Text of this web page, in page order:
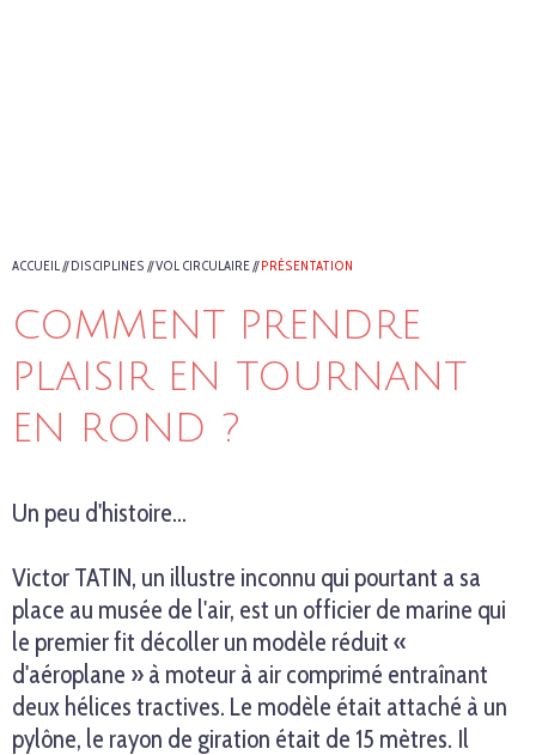
ACCUEIL//DISCIPLINES //VOL CIRCULAIRE//PRÉSENTATION
COMMENT PRENDRE
PLAISIR EN TOURNANT
EN ROND ?
Un peu d'histoire…
Victor TATIN, un illustre inconnu qui pourtant a sa
place au musée de l'air, est un officier de marine qui
le premier fit décoller un modèle réduit «
d'aéroplane » à moteur à air comprimé entraînant
deux hélices tractives. Le modèle était attaché à un
pylône, le rayon de giration était de 15 mètres. Il